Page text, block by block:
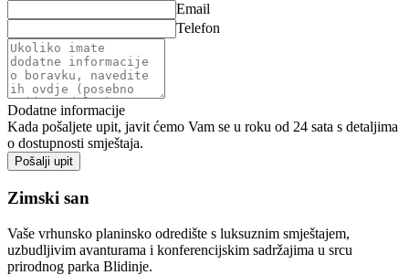
Email
Telefon
Dodatne informacije
Kada pošaljete upit, javit ćemo Vam se u roku od 24 sata s detaljima
o dostupnosti smještaja.
Pošalji upit
Zimski san
Vaše vrhunsko planinsko odredište s luksuznim smještajem,
uzbudljivim avanturama i konferencijskim sadržajima u srcu
prirodnog parka Blidinje.